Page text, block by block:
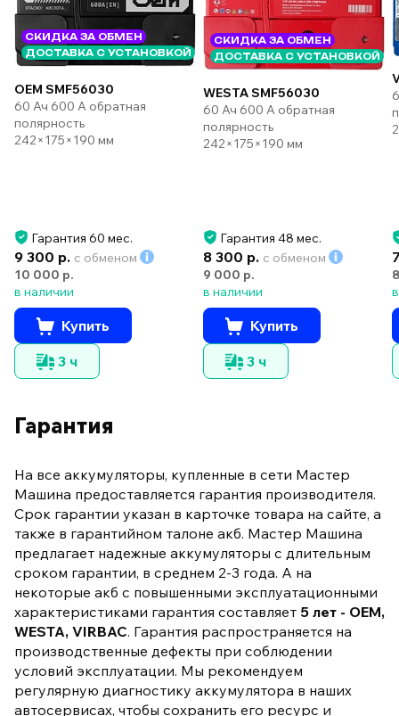
СКИДКА ЗА ОБМЕН
ДОСТАВКА С УСТАНОВКОЙ
OEM SMF56030
60 Ач 600 А обратная
полярность
242×175×190 мм
Гарантия 60 мес.
9 300 р. с обменом
10 000 р.
в наличии
Купить
3 ч
СКИДКА ЗА ОБМЕН
ДОСТАВКА С УСТАНОВКОЙ
WESTA SMF56030
60 Ач 600 А обратная
полярность
242×175×190 мм
Гарантия 48 мес.
8 300 р. с обменом
9 000 р.
в наличии
Купить
3 ч
Гарантия
На все аккумуляторы, купленные в сети Мастер
Машина предоставляется гарантия производителя.
Срок гарантии указан в карточке товара на сайте, а
также в гарантийном талоне акб. Мастер Машина
предлагает надежные аккумуляторы с длительным
сроком гарантии, в среднем 2-3 года. А на
некоторые акб с повышенными эксплуатационными
характеристиками гарантия составляет 5 лет - OEM,
WESTA, VIRBAC. Гарантия распространяется на
производственные дефекты при соблюдении
условий эксплуатации. Мы рекомендуем
регулярную диагностику аккумулятора в наших
автосервисах, чтобы сохранить его ресурс и